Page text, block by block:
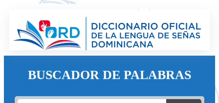
BUSCADOR DE PALABRAS